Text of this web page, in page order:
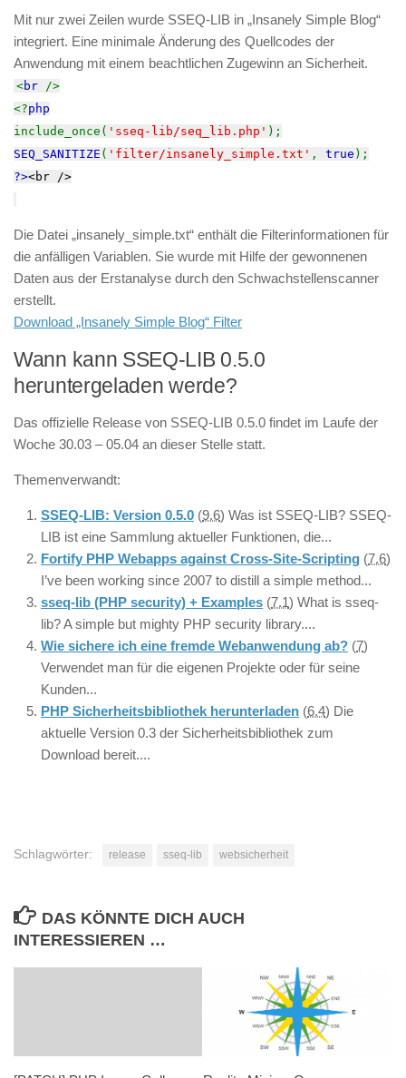
Mit nur zwei Zeilen wurde SSEQ-LIB in „Insanely Simple Blog“
integriert. Eine minimale Änderung des Quellcodes der
Anwendung mit einem beachtlichen Zugewinn an Sicherheit.
<br />
<?php
include_once( 'sseq-lib/seq_lib.php' );
SEQ_SANITIZE ( 'filter/insanely_simple.txt' , true );
?><br />
Die Datei „insanely_simple.txt“ enthält die Filterinformationen für
die anfälligen Variablen. Sie wurde mit Hilfe der gewonnenen
Daten aus der Erstanalyse durch den Schwachstellenscanner
erstellt.
Download „Insanely Simple Blog“ Filter
Wann kann SSEQ-LIB 0.5.0
heruntergeladen werde?
Das offizielle Release von SSEQ-LIB 0.5.0 findet im Laufe der
Woche 30.03 – 05.04 an dieser Stelle statt.
Themenverwandt:
SSEQ-LIB: Version 0.5.0 (9.6) Was ist SSEQ-LIB? SSEQ-
LIB ist eine Sammlung aktueller Funktionen, die...
Fortify PHP Webapps against Cross-Site-Scripting (7.6)
I’ve been working since 2007 to distill a simple method...
sseq-lib (PHP security) + Examples (7.1) What is sseq-
lib? A simple but mighty PHP security library....
Wie sichere ich eine fremde Webanwendung ab? (7)
Verwendet man für die eigenen Projekte oder für seine
Kunden...
PHP Sicherheitsbibliothek herunterladen (6.4) Die
aktuelle Version 0.3 der Sicherheitsbibliothek zum
Download bereit....
Schlagwörter: release sseq-lib websicherheit
DAS KÖNNTE DICH AUCH
INTERESSIEREN …